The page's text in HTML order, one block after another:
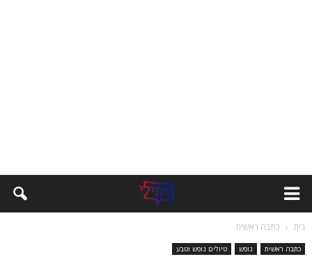
בית כתבה ראשית
כתבה ראשית נופש טיולים נופש וטבע